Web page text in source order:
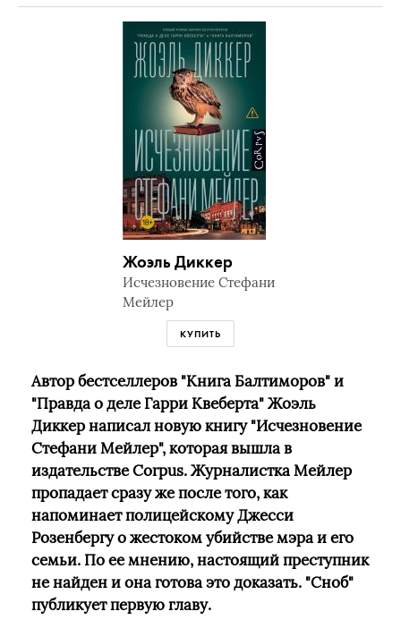
Жоэль Диккер
Исчезновение Стефани
Мейлер
КУПИТЬ
Автор бестселлеров "Книга Балтиморов" и
"Правда о деле Гарри Квеберта" Жоэль
Диккер написал новую книгу "Исчезновение
Стефани Мейлер", которая вышла в
издательстве Corpus. Журналистка Мейлер
пропадает сразу же после того, как
напоминает полицейскому Джесси
Розенбергу о жестоком убийстве мэра и его
семьи. По ее мнению, настоящий преступник
не найден и она готова это доказать. "Сноб"
публикует первую главу.